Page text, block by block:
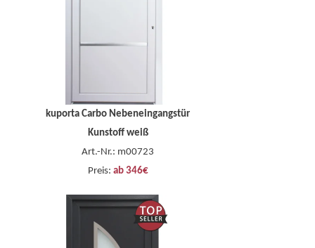
kuporta Carbo Nebeneingangstür
Kunstoff weiß
Art.-Nr.: m00723
Preis: ab 346€